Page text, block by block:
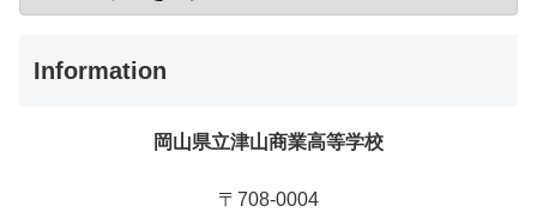
Information
岡山県立津山商業高等学校
〒708-0004